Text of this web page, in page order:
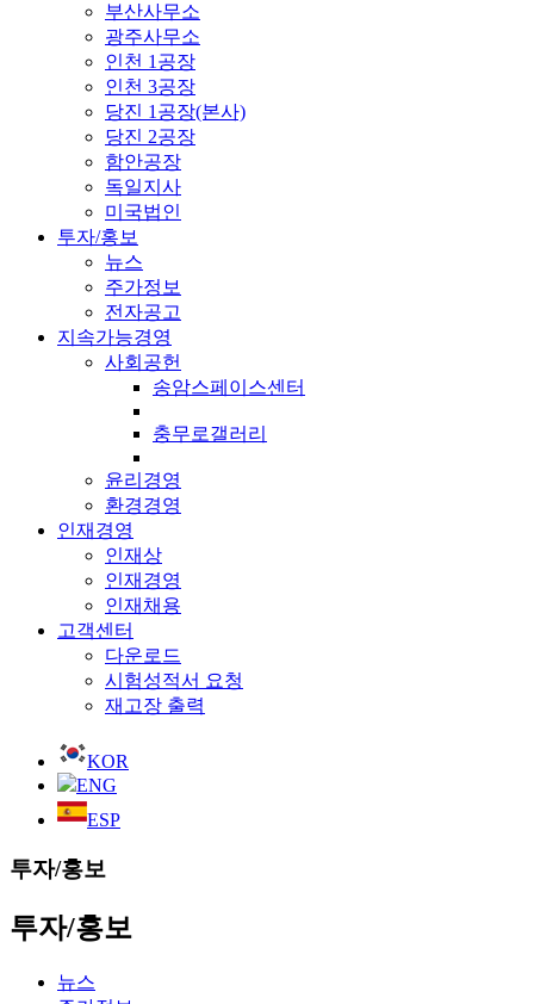
부산사무소
광주사무소
인천 1공장
인천 3공장
당진 1공장(본사)
당진 2공장
함안공장
독일지사
미국법인
투자/홍보
뉴스
주가정보
전자공고
지속가능경영
사회공헌
송암스페이스센터
충무로갤러리
윤리경영
환경경영
인재경영
인재상
인재경영
인재채용
고객센터
다운로드
시험성적서 요청
재고장 출력
KOR
ENG
ESP
투자/홍보
투자/홍보
뉴스